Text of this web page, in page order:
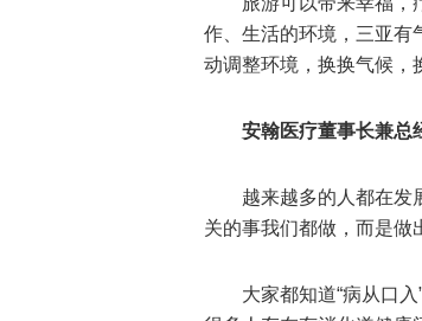
作、生活的环境，三亚有
动调整环境，换换气候，
安翰医疗董事长兼总
越来越多的人都在发
关的事我们都做，而是做
大家都知道“病从口